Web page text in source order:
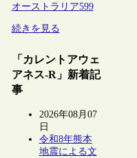
オーストラリア599
続きを見る
「カレントアウェ
アネス-R」新着記
事
2026年08月07
日
令和8年熊本
地震による文